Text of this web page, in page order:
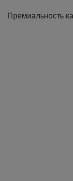
Премиальность